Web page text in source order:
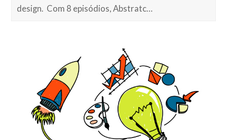
design. Com 8 episódios, Abstratc…